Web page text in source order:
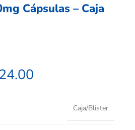
Cápsulas – Caja
Caja/Blister